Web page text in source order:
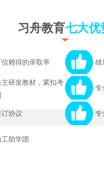
习舟教育七大优
信赖得的录取率 雄
主研发教材，紧扣考
专
订协议 专
工助学团